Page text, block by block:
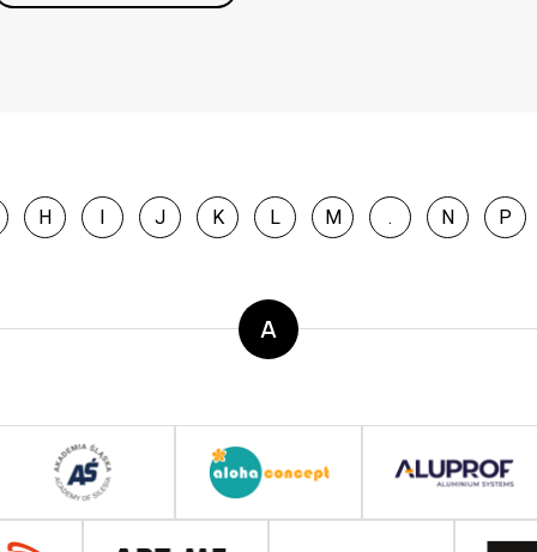
H I J K L M . N P
A